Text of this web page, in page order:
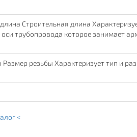
Строительная длина
оси трубопровода которое занимает
Размер резьбы Характеризует тип и
<